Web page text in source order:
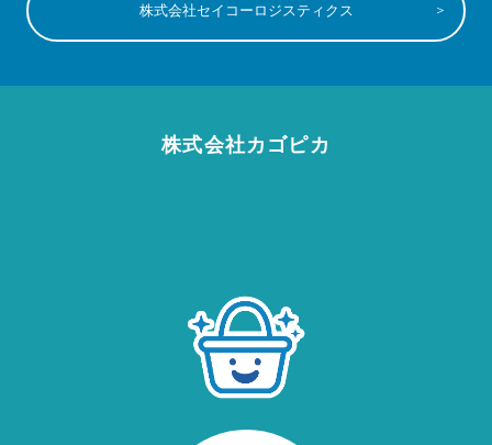
株式会社セイコーロジスティクス
株式会社カゴピカ